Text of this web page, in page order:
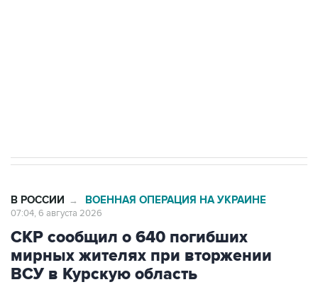
В РОССИИ → ВОЕННАЯ ОПЕРАЦИЯ НА УКРАИНЕ
07:04, 6 августа 2026
СКР сообщил о 640 погибших
мирных жителях при вторжении
ВСУ в Курскую область